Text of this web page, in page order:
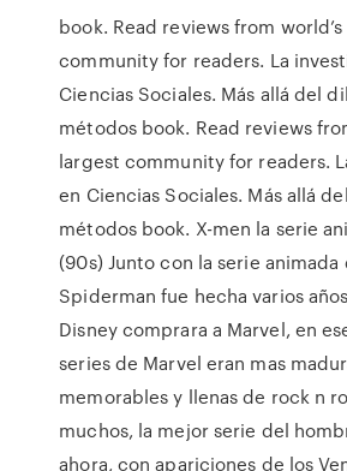
book. Read reviews from
community for readers. La
Ciencias Sociales. Más allá del
métodos book. Read reviews
largest community for readers.
en Ciencias Sociales. Más allá
métodos book. X-men la serie
(90s) Junto con la serie animada
Spiderman fue hecha varios
Disney comprara a Marvel, en
series de Marvel eran mas
memorables y llenas de rock n
muchos, la mejor serie del
ahora, con apariciones de los